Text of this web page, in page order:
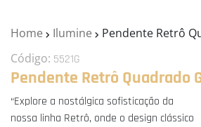
Home Ilumine
Pendente Retrô
Código: 5521G
Pendente Retrô Quadrado
“Explore a nostálgica sofisticação da
nossa linha Retrô, onde o design clássico